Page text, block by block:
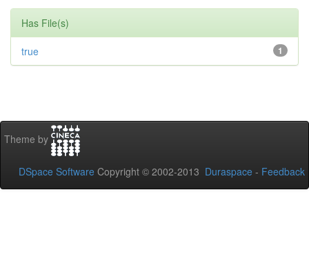
Has File(s)
1
true
Theme by
DSpace Software Copyright © 2002-2013 Duraspace - Feedback